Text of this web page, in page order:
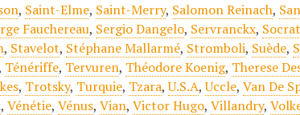
, Saint-Elme, Saint-Merry, Salomon Reinach,
Fauchereau, Sergio Dangelo, Servranckx,
, Stavelot, Stéphane Mallarmé, Stromboli, Suède,
Ténériffe, Tervuren, Théodore Koenig, Therese
, Trotsky, Turquie, Tzara,U.S.A,Uccle,Van De
,Vénétie,Vénus,Vian,Victor Hugo,Villandry,